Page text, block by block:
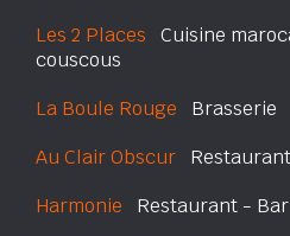
Les 2 Places Cuisine
couscous
La Boule Rouge Brasserie
Au Clair Obscur Restaurant
Harmonie Restaurant - Bar